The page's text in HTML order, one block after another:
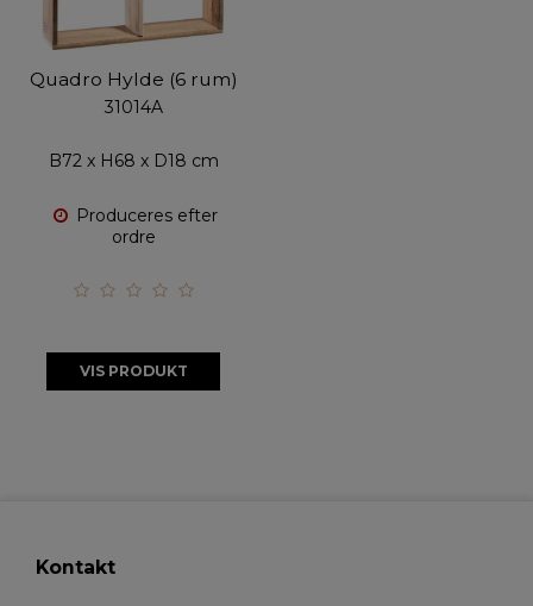
Quadro Hylde (6 rum)
31014A
B72 x H68 x D18 cm
Produceres efter
ordre
VIS PRODUKT
Kontakt